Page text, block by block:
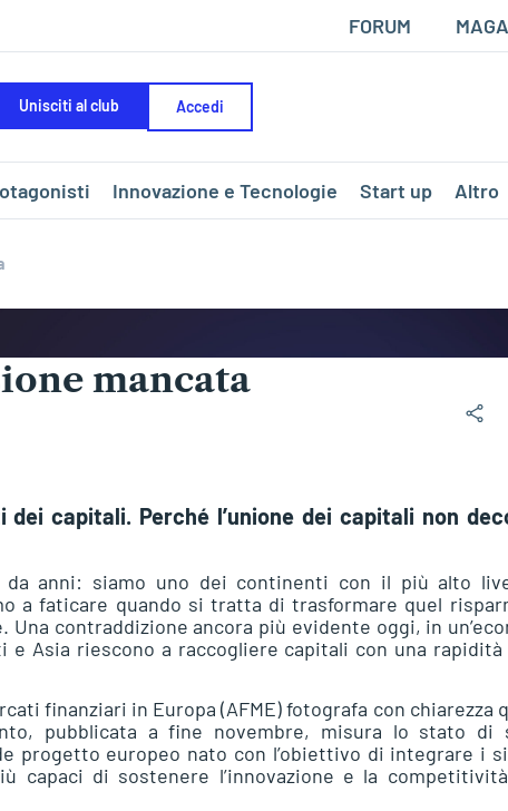
FORUM
Unisciti al club Accedi
Innovazione e Tecnologie Start up Altro
mancata
capitali. Perché l’unione dei capitali non
da anni: siamo uno dei continenti con il più alto
a faticare quando si tratta di trasformare quel
contraddizione ancora più evidente oggi, in
Asia riescono a raccogliere capitali con una rapidità
finanziari in Europa (AFME) fotografa con chiarezza
pubblicata a fine novembre, misura lo stato di
progetto europeo nato con l’obiettivo di integrare i
capaci di sostenere l’innovazione e la